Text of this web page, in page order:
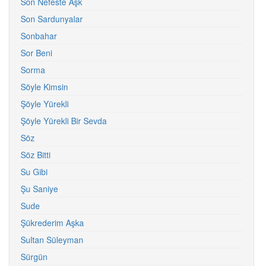
Son Sardunyalar
Sonbahar
Sor Beni
Sorma
Söyle Kimsin
Şöyle Yürekli
Şöyle Yürekli Bir Sevda
Söz
Söz Bitti
Su Gibi
Şu Saniye
Sude
Şükrederim Aşka
Sultan Süleyman
Sürgün